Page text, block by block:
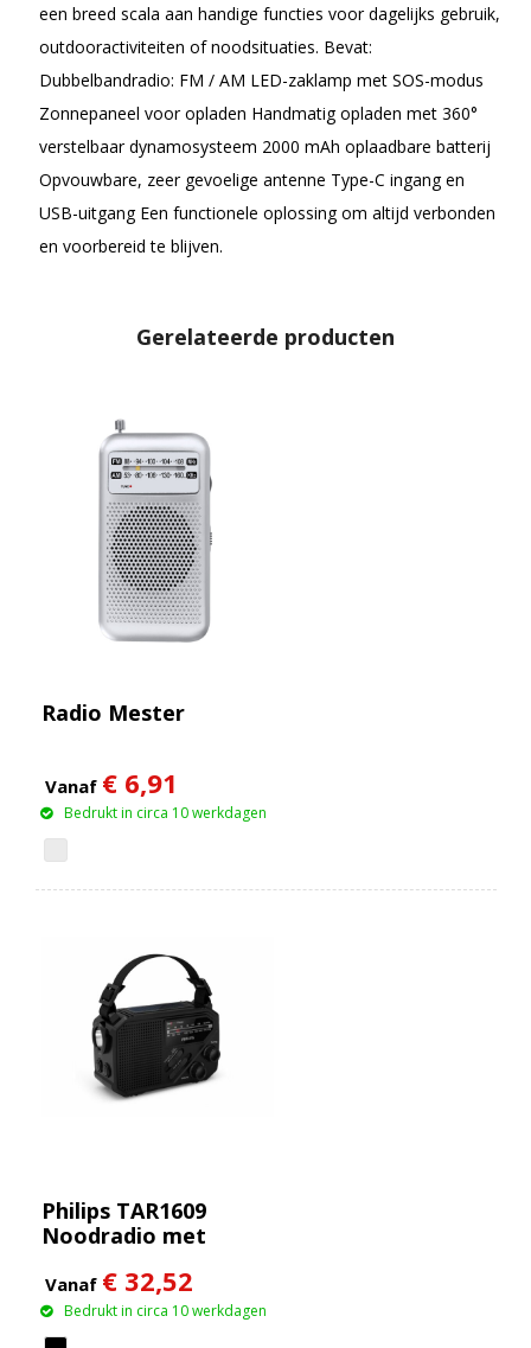
een breed scala aan handige functies voor dagelijks gebruik,
outdooractiviteiten of noodsituaties. Bevat:
Dubbelbandradio: FM / AM LED-zaklamp met SOS-modus
Zonnepaneel voor opladen Handmatig opladen met 360°
verstelbaar dynamosysteem 2000 mAh oplaadbare batterij
Opvouwbare, zeer gevoelige antenne Type-C ingang en
USB-uitgang Een functionele oplossing om altijd verbonden
en voorbereid te blijven.
Gerelateerde producten
Radio Mester
Vanaf € 6,91
Bedrukt in circa 10 werkdagen
Philips TAR1609
Noodradio met
en Zaklamp
Vanaf € 32,52
Bedrukt in circa 10 werkdagen